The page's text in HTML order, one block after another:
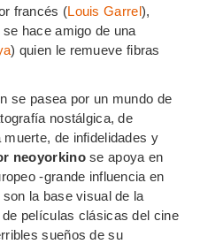
francés (Louis Garrel),
hace amigo de una
) quien le remueve fibras
se pasea por un mundo de
nostálgica, de
de infidelidades y
neoyorkinose apoya en
-grande influencia en
la base visual de la
películas clásicas del cine
sueños de su